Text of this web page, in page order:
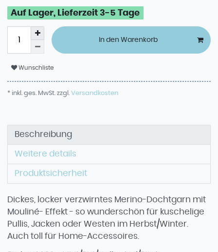
Auf Lager, Lieferzeit 3-5 Tage
In den Warenkorb
Wunschliste
* inkl. ges. MwSt. zzgl. Versandkosten
Beschreibung
Weitere details
Produktsicherheit
Dickes, locker verzwirntes Merino-Dochtgarn mit
Mouliné- Effekt - so wunderschön für kuschelige
Pullis, Jacken oder Westen im Herbst/Winter.
Auch toll für Home-Accessoires.